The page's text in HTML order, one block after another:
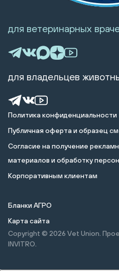
Политика конфиденциальности
Публичная оферта и образец
Cогласие на получение
материалов и обработку
Корпоративным клиентам
Бланки АГРО
Карта сайта
Copyright © 2026 Vet Union.
INVITRO.
для ветеринарных
для владельцев